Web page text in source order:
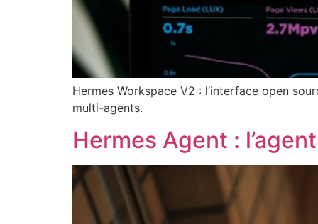
Hermes Workspace V2 : l’interface open
multi-agents.
Hermes Agent :